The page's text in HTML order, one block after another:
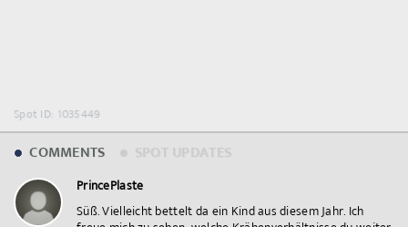
Spot ID: 1035449
COMMENTS
PrincePlaste
Süß. Vielleicht bettelt da ein Kind aus diesem Jahr. Ich